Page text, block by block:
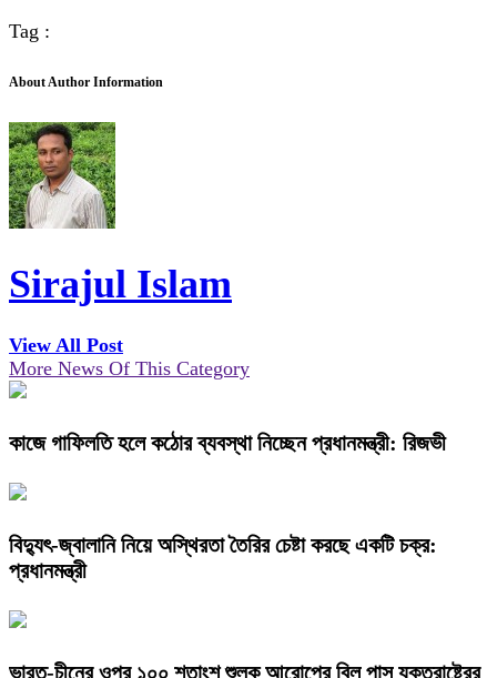
Tag :
About Author Information
Sirajul Islam
View All Post
More News Of This Category
কাজে গাফিলতি হলে কঠোর ব্যবস্থা নিচ্ছেন প্রধানমন্ত্রী: রিজভী
বিদ্যুৎ-জ্বালানি নিয়ে অস্থিরতা তৈরির চেষ্টা করছে একটি চক্র:
প্রধানমন্ত্রী
ভারত-চীনের ওপর ১০০ শতাংশ শুল্ক আরোপের বিল পাস যুক্তরাষ্ট্রের